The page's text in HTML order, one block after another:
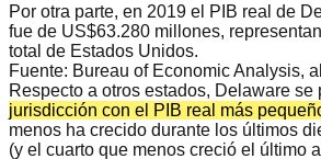
Por otra parte, en 2019 el PIB real de
fue de US$63.280 millones,
total de Estados Unidos.
Fuente: Bureau of Economic Analysis,
Respecto a otros estados, Delaware se
jurisdicción con el PIB real más
menos ha crecido durante los últimos
(y el cuarto que menos creció el último